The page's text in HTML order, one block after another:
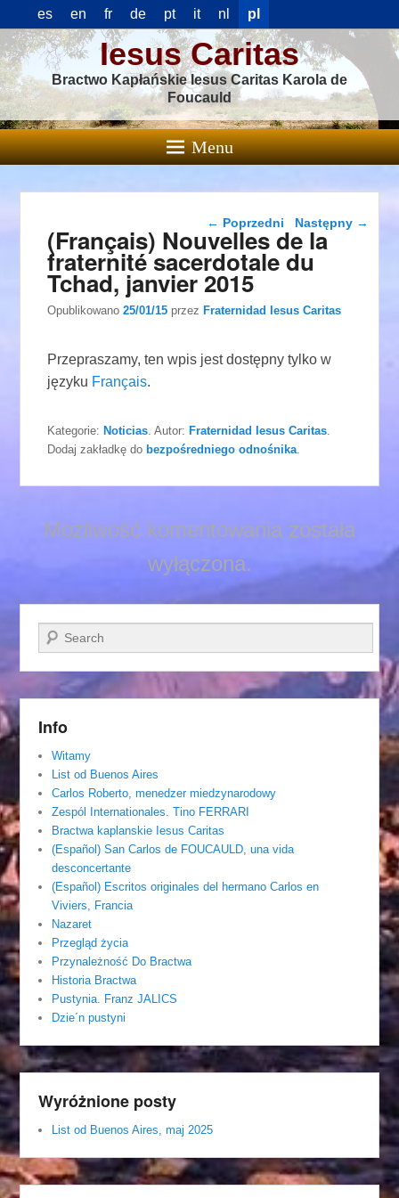
es en fr de pt it nl pl
Iesus Caritas
Bractwo Kapłańskie Iesus Caritas Karola de
Foucauld
Menu
Nawigacja wpisu
← Poprzedni Następny →
(Français) Nouvelles de la
fraternité sacerdotale du
Tchad, janvier 2015
Opublikowano25/01/15 przezFraternidad Iesus Caritas
Przepraszamy, ten wpis jest dostępny tylko w
języku Français.
Kategorie:Noticias . Autor:Fraternidad Iesus Caritas
Dodaj zakładkę do bezpośredniego odnośnika
Możliwość komentowania została
wyłączona.
Szukaj
Info
Witamy
List od Buenos Aires
Carlos Roberto, menedzer miedzynarodowy
Zespól Internationales. Tino FERRARI
Bractwa kaplanskie Iesus Caritas
(Español) San Carlos de FOUCAULD, una vida
desconcertante
(Español) Escritos originales del hermano Carlos en
Viviers, Francia
Nazaret
Przegląd życia
Przynależność Do Bractwa
Historia Bractwa
Pustynia. Franz JALICS
Dzie´n pustyni
Wyróżnione posty
List od Buenos Aires, maj 2025